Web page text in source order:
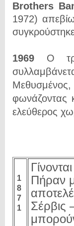
Brothers
1972)
1969 Ο
φωνάζοντας
ελεύθερος
1
8
7
1
Πήραν
Σέρβις